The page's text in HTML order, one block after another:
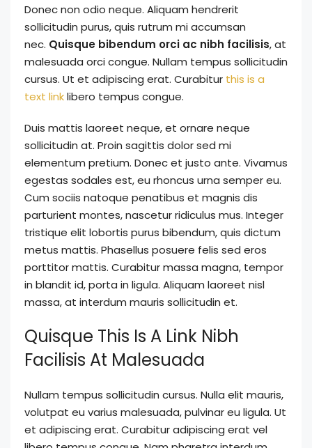
Donec non odio neque. Aliquam hendrerit
sollicitudin purus, quis rutrum mi accumsan
nec. Quisque bibendum orci ac nibh facilisis, at
malesuada orci congue. Nullam tempus sollicitudin
cursus. Ut et adipiscing erat. Curabitur this is a
text linklibero tempus congue.
Duis mattis laoreet neque, et ornare neque
sollicitudin at. Proin sagittis dolor sed mi
elementum pretium. Donec et justo ante. Vivamus
egestas sodales est, eu rhoncus urna semper eu.
Cum sociis natoque penatibus et magnis dis
parturient montes, nascetur ridiculus mus. Integer
tristique elit lobortis purus bibendum, quis dictum
metus mattis. Phasellus posuere felis sed eros
porttitor mattis. Curabitur massa magna, tempor
in blandit id, porta in ligula. Aliquam laoreet nisl
massa, at interdum mauris sollicitudin et.
Quisque This Is A Link Nibh
Facilisis At Malesuada
Nullam tempus sollicitudin cursus. Nulla elit mauris,
volutpat eu varius malesuada, pulvinar eu ligula. Ut
et adipiscing erat. Curabitur adipiscing erat vel